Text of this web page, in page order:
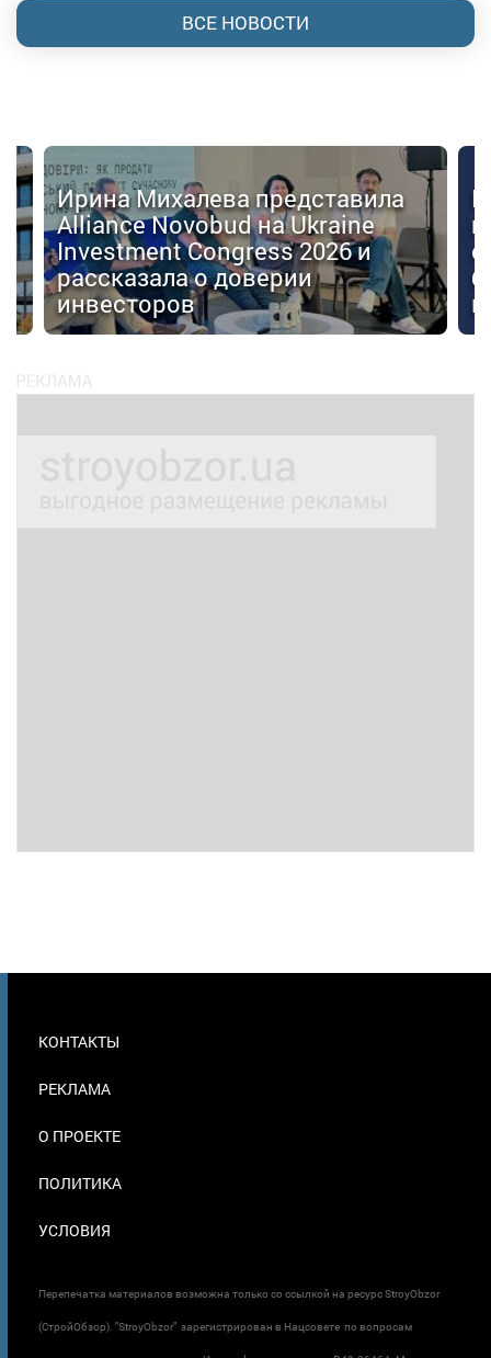
ВСЕ НОВОСТИ
Ирина Михалева представила
Alliance Novobud на Ukraine
Investment Congress 2026 и
рассказала о доверии
инвесторов
В
КОНТАКТЫ
РЕКЛАМА
О ПРОЕКТЕ
ПОЛИТИКА
УСЛОВИЯ
Перепечатка материалов возможна только со ссылкой на ресурс StroyObzor
(СтройОбзор). "StroyObzor" зарегистрирован в Нацсовете по вопросам